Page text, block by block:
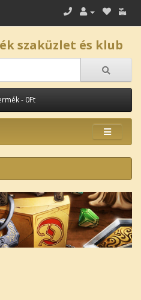
szaküzlet és klub
- 0Ft